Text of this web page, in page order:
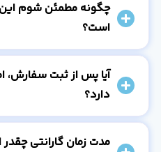
چگونه مطمئن شوم
است؟
آیا پس از ثبت
دارد؟
مدت زمان گارانتی